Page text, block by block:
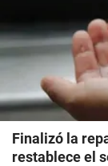
Finalizó la
restablece el